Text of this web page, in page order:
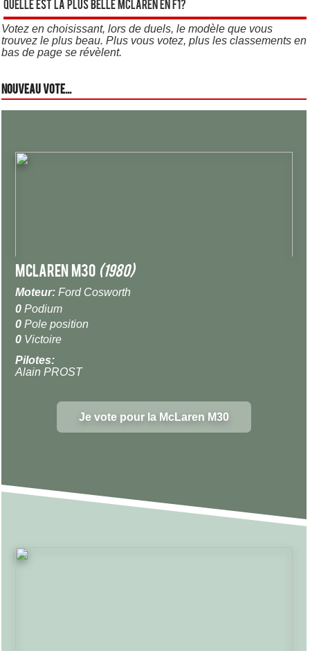
Quelle est la plus belle Mclaren en F1?
Votez en choisissant, lors de duels, le modèle que vous
trouvez le plus beau. Plus vous votez, plus les classements en
bas de page se révèlent.
Nouveau vote...
McLaren M30 (1980)
Moteur: Ford Cosworth
0 Podium
0 Pole position
0 Victoire
Pilotes:
Alain PROST
Je vote pour la McLaren M30